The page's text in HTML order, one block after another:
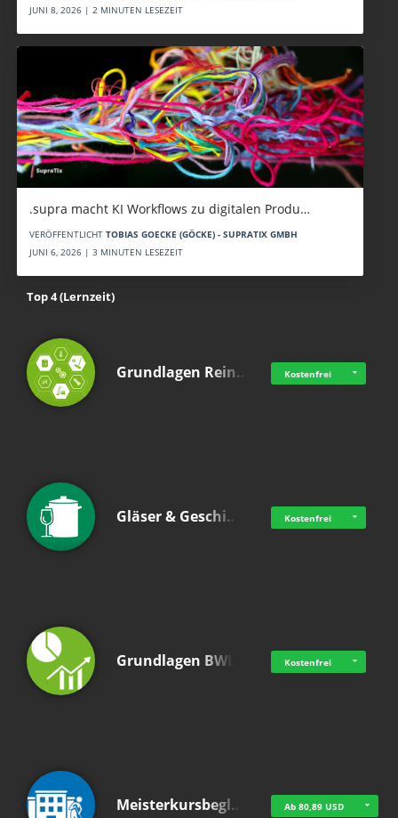
JUNI 8, 2026 | 2 MINUTEN LESEZEIT
.supra macht KI Workflows zu digitalen Produ…
VERÖFFENTLICHT TOBIAS GOECKE (GÖCKE) - SUPRATIX GMBH
JUNI 6, 2026 | 3 MINUTEN LESEZEIT
Top 4 (Lernzeit)
Grundlagen Rein… Kostenfrei
Gläser & Geschi… Kostenfrei
Grundlagen BWL Kostenfrei
Meisterkursbegl… Ab 80,89 USD